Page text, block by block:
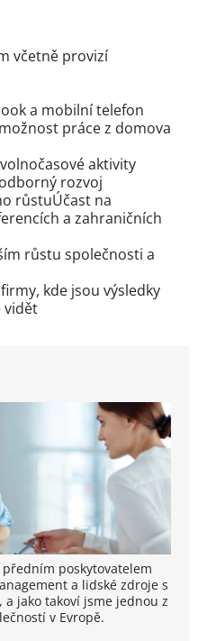
poskytovatelem
a lidské zdroje s
a jako takoví jsme jednou z
v Evropě.
včetně provizí
a mobilní telefon
práce z domova
aktivity
rozvoj
růstuÚčast na
a zahraničních
růstu společnosti a
kde jsou výsledky
vidět